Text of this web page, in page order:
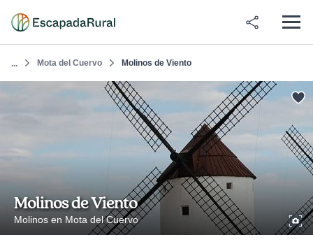
... Mota del Cuervo Molinos de Viento
Molinos de Viento
Molinos en Mota del Cuervo